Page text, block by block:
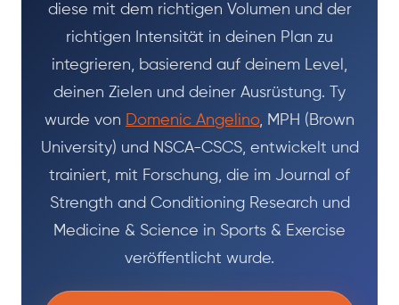
diese mit dem richtigen Volumen und der
richtigen Intensität in deinen Plan zu
integrieren, basierend auf deinem Level,
deinen Zielen und deiner Ausrüstung. Ty
wurde von Domenic Angelino, MPH (Brown
University) und NSCA-CSCS, entwickelt und
trainiert, mit Forschung, die im Journal of
Strength and Conditioning Research und
Medicine & Science in Sports & Exercise
veröffentlicht wurde.